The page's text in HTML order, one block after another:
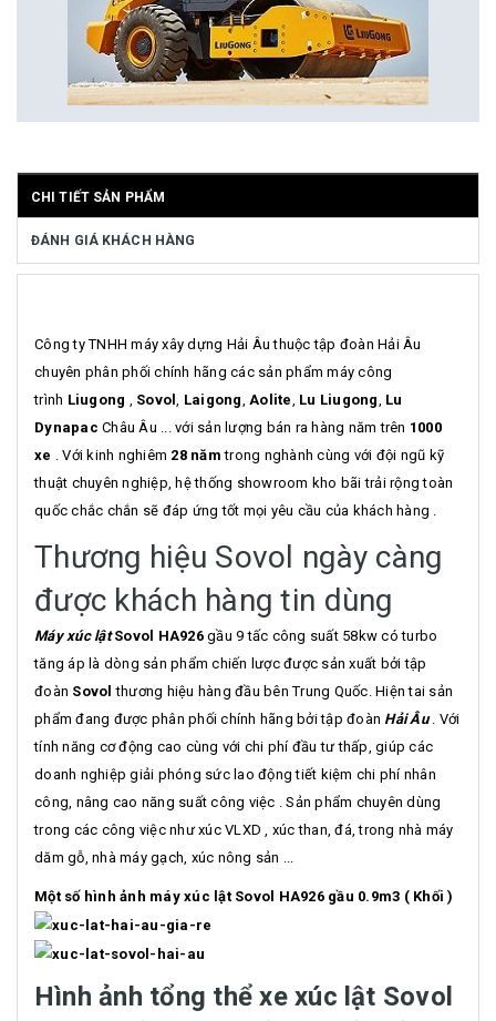
CHI TIẾT SẢN PHẨM
ĐÁNH GIÁ KHÁCH HÀNG
Công ty TNHH máy xây dựng Hải Âu thuộc tập đoàn Hải Âu
chuyên phân phối chính hãng các sản phẩm máy công
trình Liugong , Sovol, Laigong, Aolite, Lu Liugong, Lu
Dynapac Châu Âu ... với sản lượng bán ra hàng năm trên 1000
xe . Với kinh nghiêm 28 năm trong nghành cùng với đội ngũ kỹ
thuật chuyên nghiệp, hệ thống showroom kho bãi trải rộng toàn
quốc chắc chắn sẽ đáp ứng tốt mọi yêu cầu của khách hàng .
Thương hiệu Sovol ngày càng
được khách hàng tin dùng
Máy xúc lậtSovol HA926 gầu 9 tấc công suất 58kw có turbo
tăng áp là dòng sản phẩm chiến lược được sản xuất bởi tập
đoàn Sovolthương hiệu hàng đầu bên Trung Quốc. Hiện tai sản
phẩm đang được phân phối chính hãng bởi tập đoàn Hải Âu. Với
tính năng cơ động cao cùng với chi phí đầu tư thấp, giúp các
doanh nghiệp giải phóng sức lao động tiết kiệm chi phí nhân
công, nâng cao năng suất công việc . Sản phẩm chuyên dùng
trong các công việc như xúc VLXD , xúc than, đá, trong nhà máy
dăm gỗ, nhà máy gạch, xúc nông sản ...
Một số hình ảnh máy xúc lật Sovol HA926 gầu 0.9m3 ( Khối )
Hình ảnh tổng thể xe xúc lật Sovol